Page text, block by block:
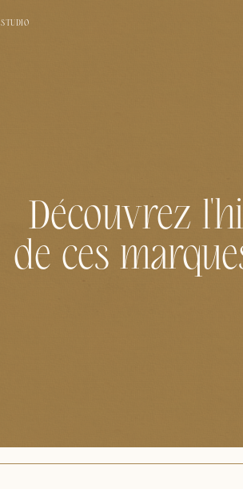
STUDIO
Découvrez
de ces